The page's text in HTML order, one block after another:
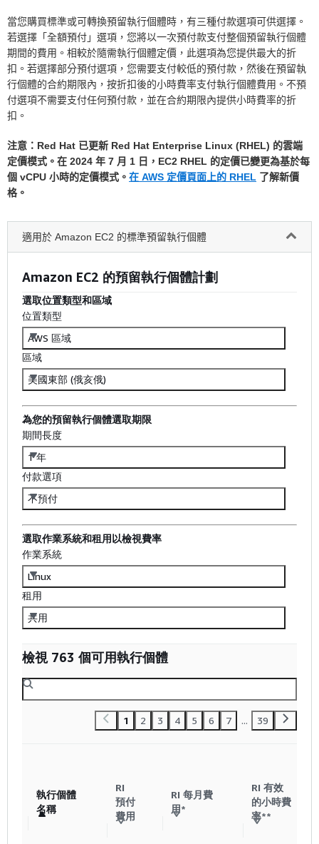
當您購買標準或可轉換預留執行個體時，有三種付款選項可供選擇。
若選擇「全額預付」選項，您將以一次預付款支付整個預留執行個體
期間的費用。相較於隨需執行個體定價，此選項為您提供最大的折
扣。若選擇部分預付選項，您需要支付較低的預付款，然後在預留執
行個體的合約期限內，按折扣後的小時費率支付執行個體費用。不預
付選項不需要支付任何預付款，並在合約期限內提供小時費率的折
扣。
注意：Red Hat 已更新 Red Hat Enterprise Linux (RHEL) 的雲端
定價模式。在 2024 年 7 月 1 日，EC2 RHEL 的定價已變更為基於每
個 vCPU 小時的定價模式。 在 AWS 定價頁面上的 RHEL 了解新價
格。
適用於 Amazon EC2 的標準預留執行個體